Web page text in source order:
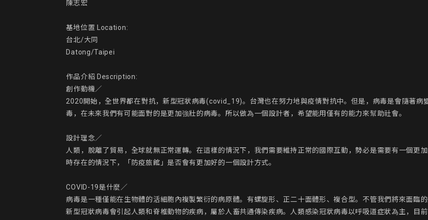
陳志宏
基地位置 Location:
台北/大同
Datong/Taipei
作品介紹 Description:
創作動機／
2020開始，全世界都在對抗，新型冠狀病毒(covid_19)。台灣也在努力地與疫情對抗中。但是，病毒是會隨著病
毒，在未來我們有可能面對的是更加強壯的病毒。所以做為一個設計者，希望能用僅有的能力來幫助社會。
設計理念／
人類，脫離了貿易，全球就無正常運轉。在這樣的情況下，我們需要維持正常的國際互動，勢必是需要有一個更
時存在的情況下，「防疫旅館」是否會有更加好的一個設計方式。
COVID-19是什麼／
病毒是一種僅能在生物體的活細胞內複製繁衍的病原體。有螺旋形、正二十面體形、複合型。不管我們將來面臨
新型冠狀病毒會引起人類和脊椎動物的疾病，屬於人畜共通傳染疾病。人類感染冠狀病毒以呼吸道症狀為主，目